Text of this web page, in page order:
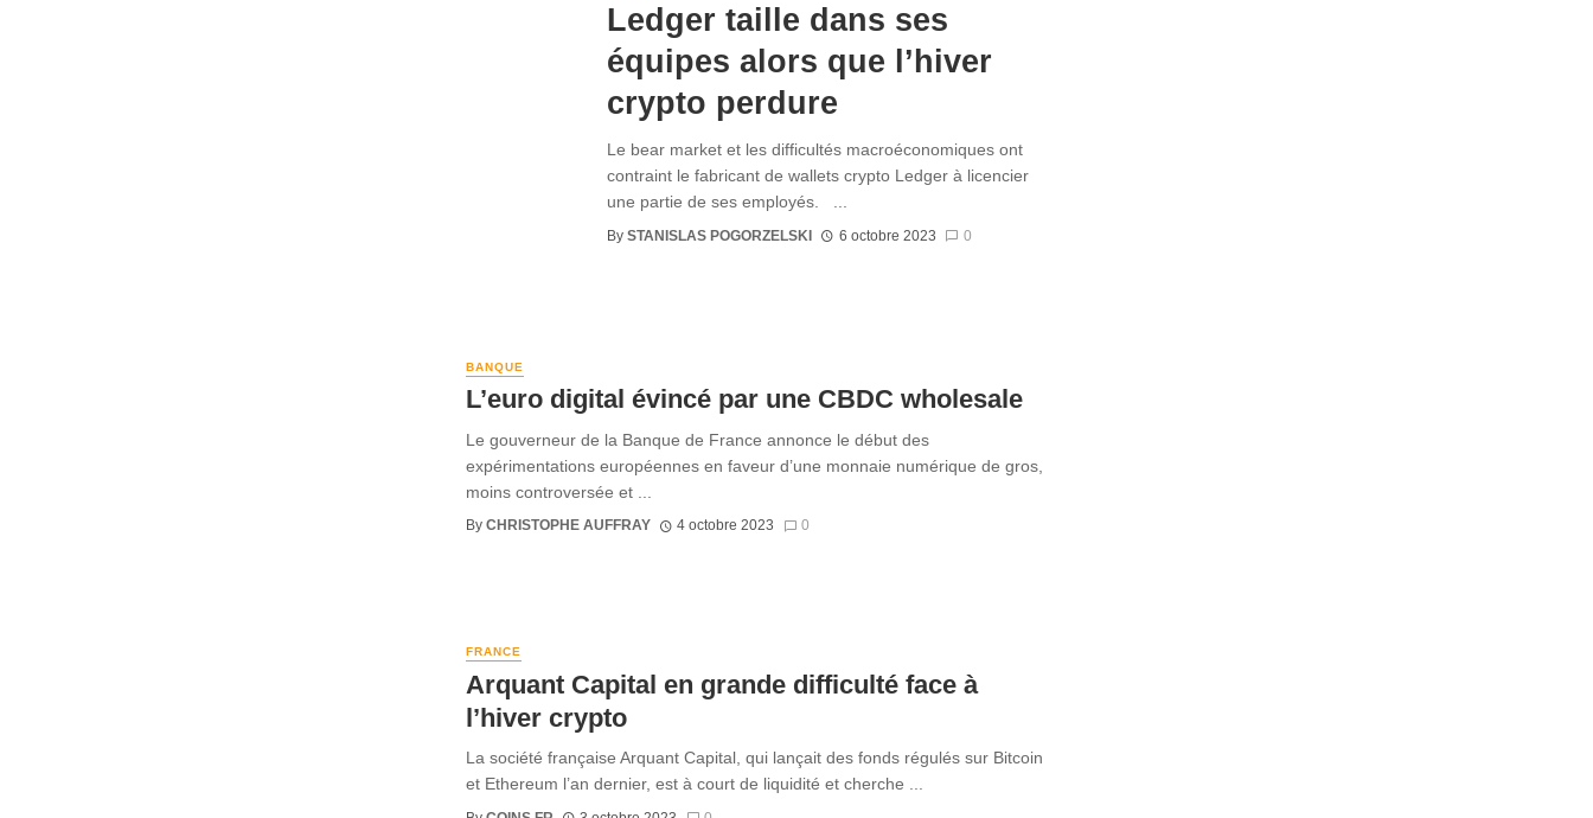
Ledger taille dans ses
équipes alors que l’hiver
crypto perdure
Le bear market et les difficultés macroéconomiques ont
contraint le fabricant de wallets crypto Ledger à licencier
une partie de ses employés. ...
By STANISLAS POGORZELSKI 6 octobre 2023 0
BANQUE
L’euro digital évincé par une CBDC wholesale
Le gouverneur de la Banque de France annonce le début des
expérimentations européennes en faveur d’une monnaie numérique de gros,
moins controversée et ...
By CHRISTOPHE AUFFRAY 4 octobre 2023 0
FRANCE
Arquant Capital en grande difficulté face à
l’hiver crypto
La société française Arquant Capital, qui lançait des fonds régulés sur Bitcoin
et Ethereum l’an dernier, est à court de liquidité et cherche ...